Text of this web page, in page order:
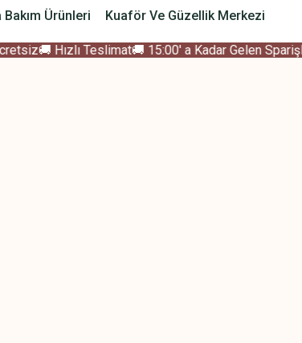
Bakım Ürünleri Kuaför Ve Güzellik Merkezi
🚚 Hızlı Teslimat🚚 15:00' a Kadar Gelen Sparişler